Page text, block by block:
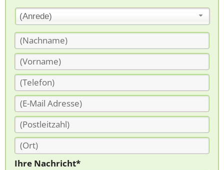
(Anrede)
Ihre Nachricht*